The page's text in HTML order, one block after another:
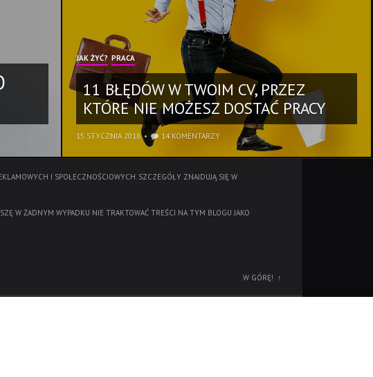
JAK ŻYĆ? PRACA
11 BŁĘDÓW W TWOIM CV, PRZEZ
KTÓRE NIE MOŻESZ DOSTAĆ PRACY
15 STYCZNIA 2018 14 KOMENTARZY
I SPOŁECZNOŚCIOWYCH. SZCZEGÓŁY ZNAJDUJĄ SIĘ W
W ŻADNYM WYPADKU NIE TRAKTOWAĆ TREŚCI NA TYM BLOGU JAKO
W GÓRĘ!